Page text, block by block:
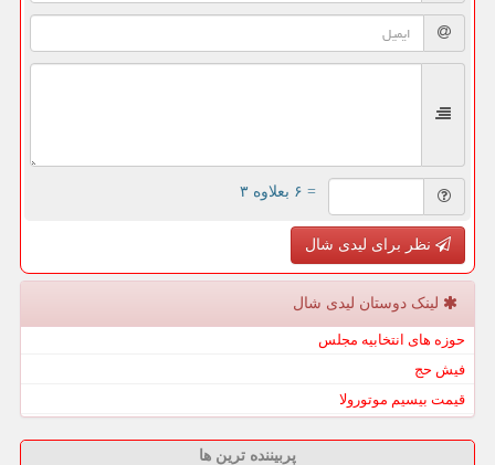
= ۶ بعلاوه ۳
نظر برای لیدی شال
لینک دوستان لیدی شال
حوزه های انتخابیه مجلس
فیش حج
قیمت بیسیم موتورولا
پربیننده ترین ها